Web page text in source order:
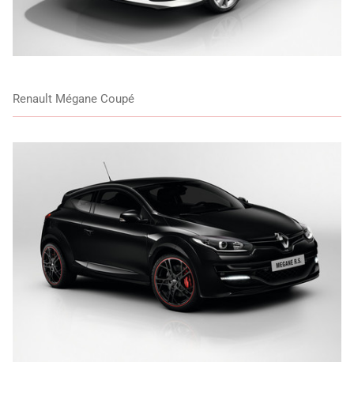
Renault Mégane Coupé